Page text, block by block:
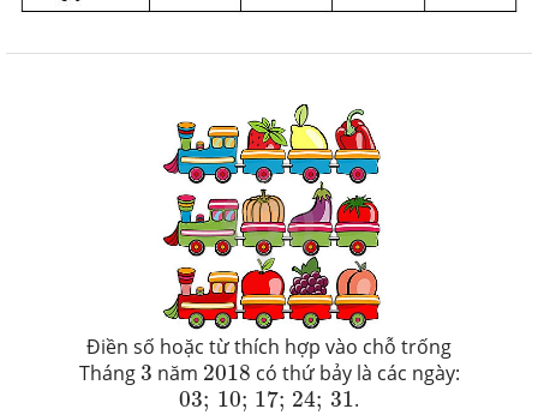
Điền số hoặc từ thích hợp vào chỗ trống
Tháng3
3 năm 2018
2018có thứ bảy là các ngày:
03; 10; 17; 24; 31
03;10;17;24;31 .